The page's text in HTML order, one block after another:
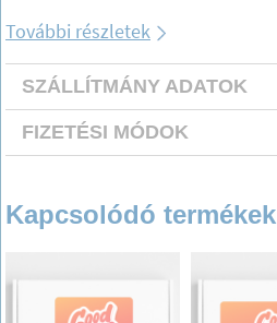
További részletek
SZÁLLÍTMÁNY ADATOK
FIZETÉSI MÓDOK
Kapcsolódó termékek